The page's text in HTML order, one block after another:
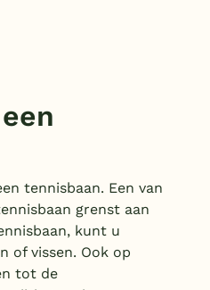
tennisbaan. Een van
grenst aan
kunt u
of vissen. Ook op
tot de